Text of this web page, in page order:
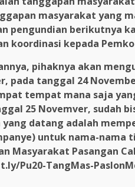
masyarakat yang
pengundian berikutnya
koordinasi kepada
pihaknya akan
pada tanggal 24
tempat mana saja
25 Novemver, sudah
yang datang adalah
untuk nama-nama
Masyarakat Pasangan
Pu20-TangMas-